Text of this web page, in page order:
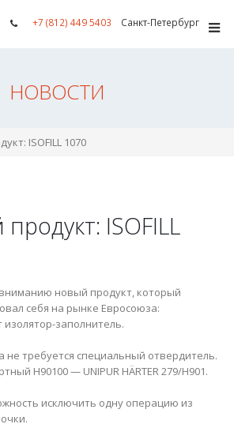
+7 (812) 449 5403 Санкт-Петербург
НОВОСТИ
ISOFILL 1070
ISOFILL
новый продукт, который
себя на рынке Евросоюза:
заполнитель.
не требуется специальный отвердитель.
H90100 — UNIPUR HÄRTER 279/H901.
исключить одну операцию из